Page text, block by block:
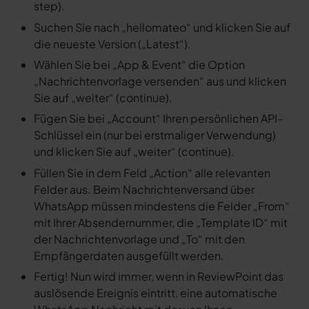
step).
Suchen Sie nach „hellomateo“ und klicken Sie auf
die neueste Version („Latest“).
Wählen Sie bei „App & Event“ die Option
„Nachrichtenvorlage versenden“ aus und klicken
Sie auf „weiter“ (continue).
Fügen Sie bei „Account“ Ihren persönlichen API-
Schlüssel ein (nur bei erstmaliger Verwendung)
und klicken Sie auf „weiter“ (continue).
Füllen Sie in dem Feld „Action“ alle relevanten
Felder aus. Beim Nachrichtenversand über
WhatsApp müssen mindestens die Felder „From“
mit Ihrer Absendernummer, die „Template ID“ mit
der Nachrichtenvorlage und „To“ mit den
Empfängerdaten ausgefüllt werden.
Fertig! Nun wird immer, wenn in ReviewPoint das
auslösende Ereignis eintritt, eine automatische